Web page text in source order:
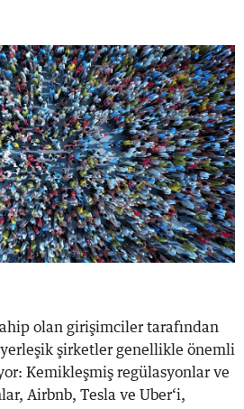
olan girişimciler tarafından
şirketler genellikle önemli
Kemikleşmiş regülasyonlar ve
Airbnb, Tesla ve Uber‘i,